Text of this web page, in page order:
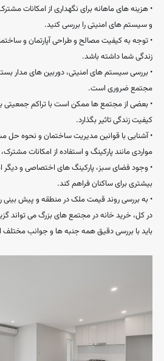
• هزینه‌ های ماهانه برای نگهداری از امکانات
و سیستم ‌های امنیتی را بررسی کنید.
• توجه به کیفیت مصالح و طراحی آپارتمان و
زندگی شما داشته باشد.
مجتمع ضروری است.
• بعضی از مجتمع ‌ها ممکن است با تراکم جمعیتی
کیفیت زندگی تاثیر بگذارد.
• آشنایی با قوانین مدیریت ساختمان و نحوه حل
مواردی مانند پارکینگ و استفاده از امکانات
• وجود فضای سبز، پارکینگ‌ های اختصاصی و دیگر
بیشتری برای ساکنان فراهم کند.
• به بررسی روند قیمت ملک در منطقه و پیش
در کل، خرید خانه در مجتمع ‌های بزرگ می ‌تواند
باید با بررسی دقیق همه جنبه‌ ها و جوانب مختلف